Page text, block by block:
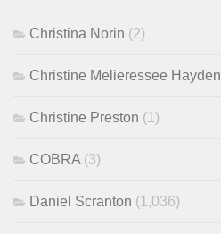
Christina Norin (2)
Christine Melieressee Hayden
Christine Preston (1)
COBRA (3)
Daniel Scranton (1,036)